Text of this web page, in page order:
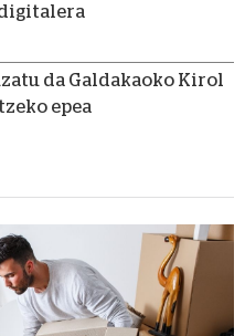
da Galdakaoko Kirol
epea